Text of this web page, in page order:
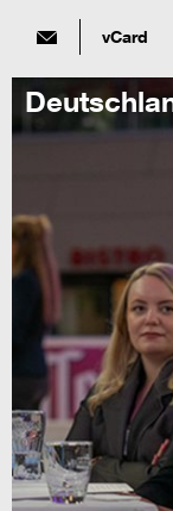
vCard